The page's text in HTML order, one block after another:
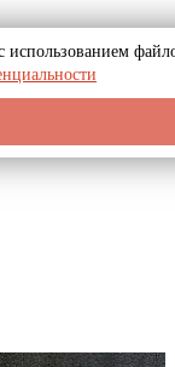
использованием